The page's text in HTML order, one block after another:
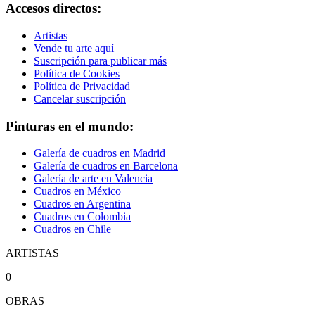
Accesos directos:
Artistas
Vende tu arte aquí
Suscripción para publicar más
Política de Cookies
Política de Privacidad
Cancelar suscripción
Pinturas en el mundo:
Galería de cuadros en Madrid
Galería de cuadros en Barcelona
Galería de arte en Valencia
Cuadros en México
Cuadros en Argentina
Cuadros en Colombia
Cuadros en Chile
ARTISTAS
0
OBRAS